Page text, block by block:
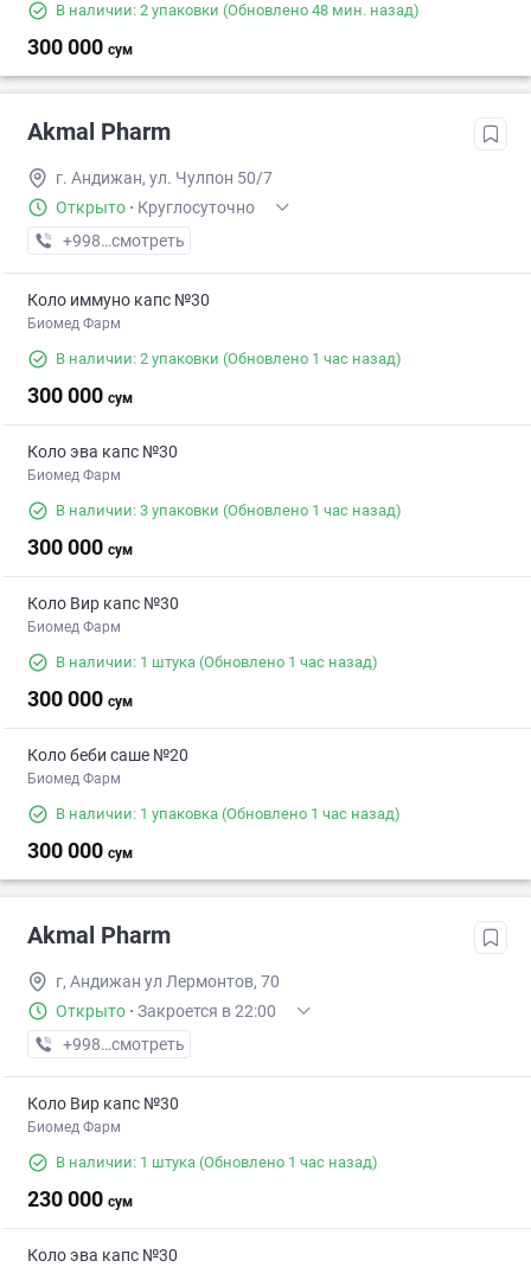
В наличии: 2 упаковки (Обновлено 48 мин. назад)
300 000 сум
Akmal Pharm
г. Андижан, ул. Чулпон 50/7
Открыто · Круглосуточно
+998 (91) XXX-XX-XX
смотреть
Коло иммуно капс №30
Биомед Фарм
В наличии: 2 упаковки (Обновлено 1 час назад)
300 000 сум
Коло эва капс №30
Биомед Фарм
В наличии: 3 упаковки (Обновлено 1 час назад)
300 000 сум
Коло Вир капс №30
Биомед Фарм
В наличии: 1 штука (Обновлено 1 час назад)
300 000 сум
Коло беби саше №20
Биомед Фарм
В наличии: 1 упаковка (Обновлено 1 час назад)
300 000 сум
Akmal Pharm
г, Андижан ул Лермонтов, 70
Открыто · Закроется в 22:00
+998 (90) XXX-XX-XX
смотреть
Коло Вир капс №30
Биомед Фарм
В наличии: 1 штука (Обновлено 1 час назад)
230 000 сум
Коло эва капс №30